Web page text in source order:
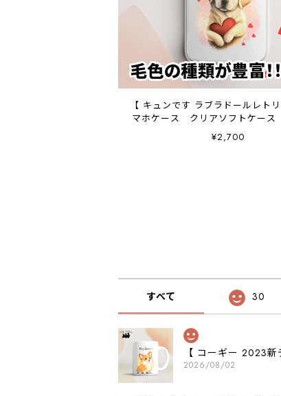
【 キュンです ラブラドールレト
マホケース クリアソフトケー
ッズ プレゼント アンドロイ
¥2,700
すべて 30
【 コーギー
2026/08/02